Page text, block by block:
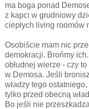
ma boga ponad
z kapci w grudniowy
ciepłych living roomów
Osobiście mam nic
demokracji. Brońmy
obłudnej wierze - czy
w Demosa. Jeśli
władzy tego
tylko przed obecną
Bo jeśli nie